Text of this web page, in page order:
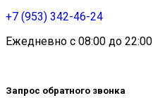
+7 (953) 342-46-24
Ежедневно с 08:00 до 22:00
Запрос обратного звонка